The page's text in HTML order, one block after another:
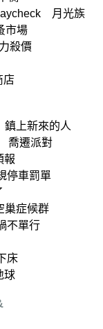
月光族
市場
殺價
店
上新來的人
喬遷派對
報
停車罰單
症候群
不單行
床
球